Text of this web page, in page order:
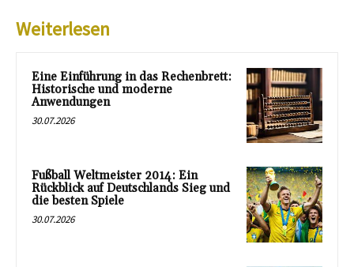
Weiterlesen
Eine Einführung in das Rechenbrett:
Historische und moderne
Anwendungen
30.07.2026
Fußball Weltmeister 2014: Ein
Rückblick auf Deutschlands Sieg und
die besten Spiele
30.07.2026